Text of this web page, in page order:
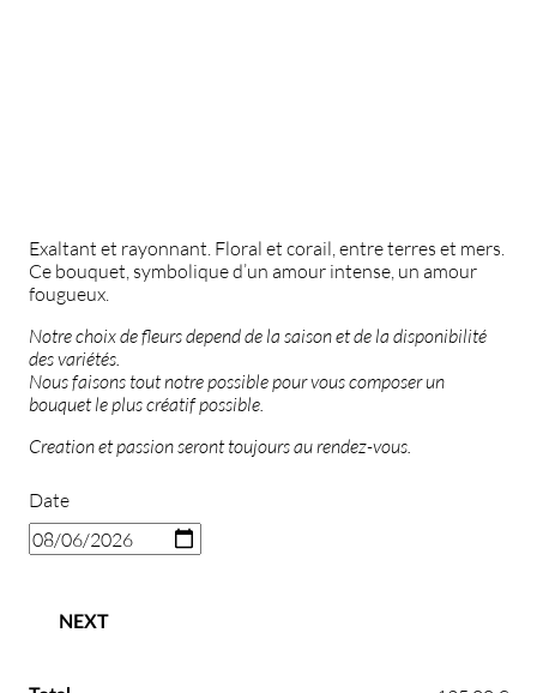
Exaltant et rayonnant. Floral et corail, entre terres et mers.
Ce bouquet, symbolique d’un amour intense, un amour
fougueux.
Notre choix de fleurs depend de la saison et de la disponibilité
des variétés.
Nous faisons tout notre possible pour vous composer un
bouquet le plus créatif possible.
Creation et passion seront toujours au rendez-vous.
Date
NEXT